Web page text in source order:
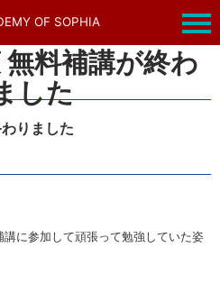
OF SOPHIA
料補講が終わ
した
りました
に参加して頑張って勉強していた姿